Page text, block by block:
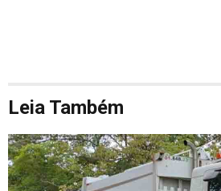
Leia Também